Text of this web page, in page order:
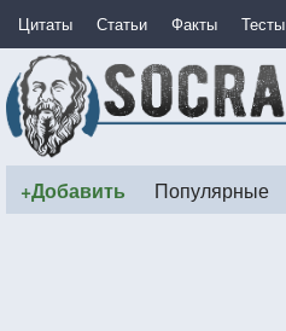
Цитаты Статьи Факты Тесты
+Добавить Популярные